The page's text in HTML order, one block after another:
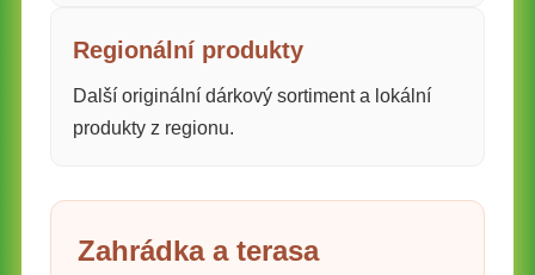
Regionální produkty
Další originální dárkový sortiment a lokální
produkty z regionu.
Zahrádka a terasa